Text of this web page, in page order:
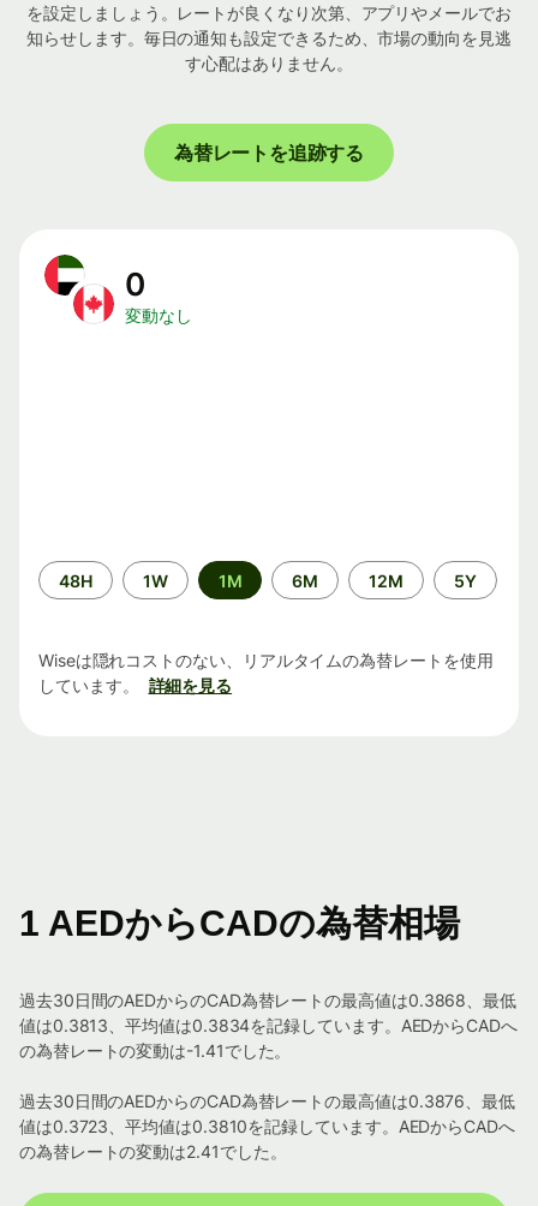
を設定しましょう。レートが良くなり次第、アプリやメールでお
知らせします。毎日の通知も設定できるため、市場の動向を見逃
す心配はありません。
為替レートを追跡する
0
変動なし
期
間
48H 1W 1M 6M 12M 5Y
Wiseは隠れコストのない、リアルタイムの為替レートを使用
しています。
詳細を見る
1 AEDからCADの為替相場
過去30日間のAEDからのCAD為替レートの最高値は0.3868、最低
値は0.3813、平均値は0.3834を記録しています。AEDからCADへ
の為替レートの変動は-1.41でした。
過去30日間のAEDからのCAD為替レートの最高値は0.3876、最低
値は0.3723、平均値は0.3810を記録しています。AEDからCADへ
の為替レートの変動は2.41でした。